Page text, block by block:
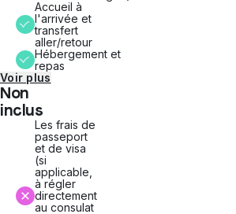
Accueil à
l'arrivée et
transfert
aller/retour
Hébergement et
repas
Voir plus
Non
inclus
Les frais de
passeport
et de visa
(si
applicable,
à régler
directement
au consulat